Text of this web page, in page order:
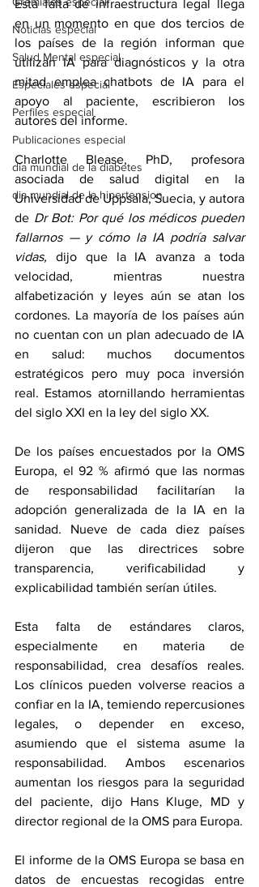
Noticias especial
Salud Mental especial
Especiales especial
Perfiles especial
Publicaciones especial
dia mundial de la diabetes
dia mundial de la hipertension
Esta falta de infraestructura legal llega
en un momento en que dos tercios de
los países de la región informan que
utilizan IA para diagnósticos y la otra
mitad emplea chatbots de IA para el
apoyo al paciente, escribieron los
autores del informe.
Charlotte Blease, PhD, profesora
asociada de salud digital en la
Universidad de Uppsala, Suecia, y autora
de Dr Bot: Por qué los médicos pueden
fallarnos — y cómo la IA podría salvar
vidas, dijo que la IA avanza a toda
velocidad, mientras nuestra
alfabetización y leyes aún se atan los
cordones. La mayoría de los países aún
no cuentan con un plan adecuado de IA
en salud: muchos documentos
estratégicos pero muy poca inversión
real. Estamos atornillando herramientas
del siglo XXI en la ley del siglo XX.
De los países encuestados por la OMS
Europa, el 92 % afirmó que las normas
de responsabilidad facilitarían la
adopción generalizada de la IA en la
sanidad. Nueve de cada diez países
dijeron que las directrices sobre
transparencia, verificabilidad y
explicabilidad también serían útiles.
Esta falta de estándares claros,
especialmente en materia de
responsabilidad, crea desafíos reales.
Los clínicos pueden volverse reacios a
confiar en la IA, temiendo repercusiones
legales, o depender en exceso,
asumiendo que el sistema asume la
responsabilidad. Ambos escenarios
aumentan los riesgos para la seguridad
del paciente, dijo Hans Kluge, MD y
director regional de la OMS para Europa.
El informe de la OMS Europa se basa en
datos de encuestas recogidas entre